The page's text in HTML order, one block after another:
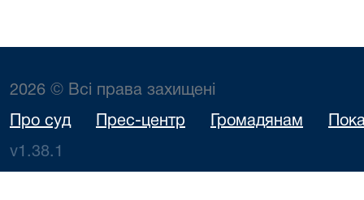
2026 © Всі права захищені
Про суд Прес-центр Громадянам
v1.38.1